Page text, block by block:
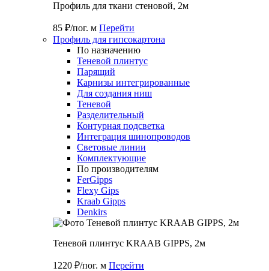
Профиль для ткани стеновой, 2м
85 ₽/пог. м Перейти
Профиль для гипсокартона
По назначению
Теневой плинтус
Парящий
Карнизы интегрированные
Для создания ниш
Теневой
Разделительный
Контурная подсветка
Интеграция шинопроводов
Световые линии
Комплектующие
По производителям
FerGipps
Flexy Gips
Kraab Gipps
Denkirs
Теневой плинтус KRAAB GIPPS, 2м
1220 ₽/пог. м Перейти